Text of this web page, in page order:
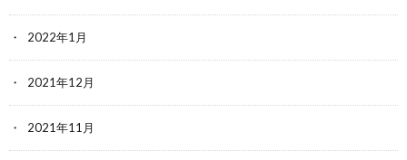
2022年1月
2021年12月
2021年11月